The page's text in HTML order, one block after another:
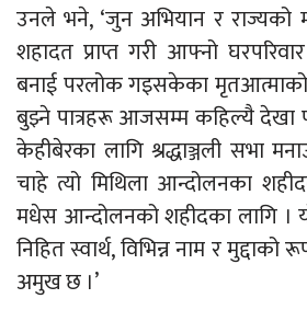
उनले भने, ‘जुन अभियान र राज्यको
शहादत प्राप्त गरी आफ्नो
बनाई परलोक गइसकेका मृतआत्माको
बुझ्ने पात्रहरू आजसम्म कहिल्यै देखा
केहीबेरका लागि श्रद्धाञ्जली सभा
चाहे त्यो मिथिला आन्दोलनका
मधेस आन्दोलनको शहीदका लागि ।
निहित स्वार्थ, विभिन्न नाम र
अमुख छ ।’